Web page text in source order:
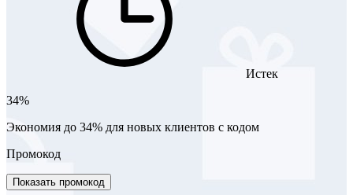
Истек
34%
Экономия до 34% для новых клиентов с кодом
Промокод
Показать промокод